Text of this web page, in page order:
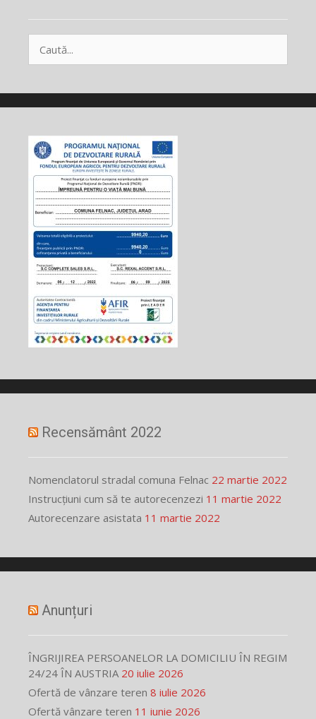
după:
Recensământ 2022
Nomenclatorul stradal comuna Felnac 22 martie 2022
Instrucțiuni cum să te autorecenzezi 11 martie 2022
Autorecenzare asistata 11 martie 2022
Anunțuri
ÎNGRIJIREA PERSOANELOR LA DOMICILIU ÎN REGIM
24/24 ÎN AUSTRIA 20 iulie 2026
Ofertă de vânzare teren 8 iulie 2026
Ofertă vânzare teren 11 iunie 2026